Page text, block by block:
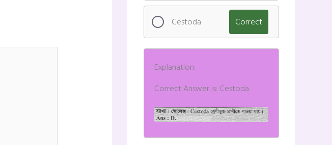
Cestoda Correct
Explanation:
Correct Answer is: Cestoda